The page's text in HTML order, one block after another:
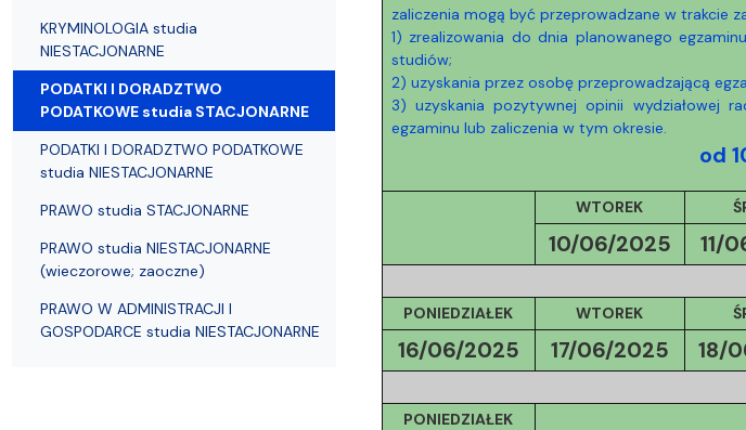
zaliczenia mogą być przeprowadzane w trakcie
1) zrealizowania do dnia planowanego
studiów;
2) uzyskania przez osobę przeprowadzającą
3) uzyskania pozytywnej opinii wydziałowej
egzaminu lub zaliczenia w tym okresie.
od
WTOREK
10/06/2025 11/
PONIEDZIAŁEK WTOREK
16/06/2025 17/06/2025 18/
PONIEDZIAŁEK
KRYMINOLOGIA studia
NIESTACJONARNE
PODATKI I DORADZTWO
PODATKOWE studia STACJONARNE
PODATKI I DORADZTWO PODATKOWE
studia NIESTACJONARNE
PRAWO studia STACJONARNE
PRAWO studia NIESTACJONARNE
(wieczorowe; zaoczne)
PRAWO W ADMINISTRACJI I
GOSPODARCE studia NIESTACJONARNE